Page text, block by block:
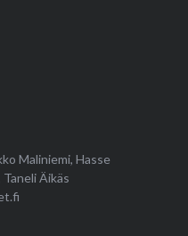
Maliniemi, Hasse
Äikäs